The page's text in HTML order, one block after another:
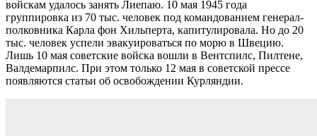
войскам удалось занять Лиепаю. 10 мая 1945 года
группировка из 70 тыс. человек под командованием генерал-
полковника Карла фон Хильперта, капитулировала. Но до 20
тыс. человек успели эвакуироваться по морю в Швецию.
Лишь 10 мая советские войска вошли в Вентспилс, Пилтене,
Валдемарпилс. При этом только 12 мая в советской прессе
появляются статьи об освобождении Курляндии.